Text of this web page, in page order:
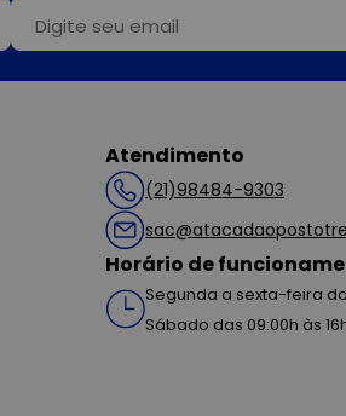
Atendimento
(21)98484-9303
Horário de
Segunda a sexta-feira
Sábado das 09:00h às